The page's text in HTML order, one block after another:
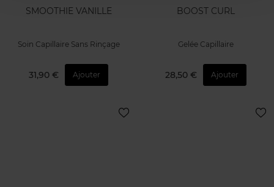
SMOOTHIE VANILLE
Soin Capillaire Sans Rinçage
31,90 € Ajouter
BOOST CURL
Gelée Capillaire
28,50 € Ajouter